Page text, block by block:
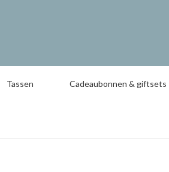
Tassen Cadeaubonnen & giftsets